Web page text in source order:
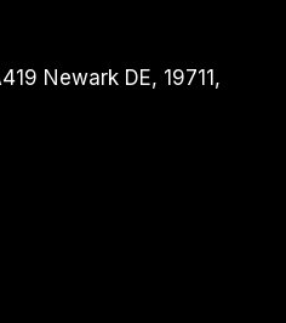
Newark DE, 19711,